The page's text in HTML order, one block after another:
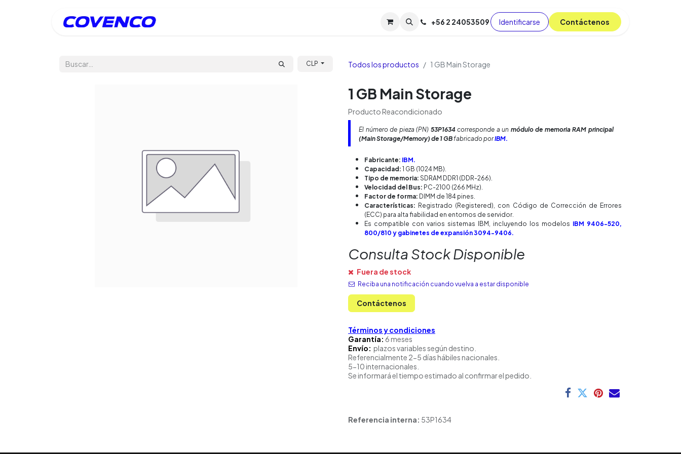
Soporte TPM (CL) Tienda Cursos Blog
+56 2 24053509 Identificarse C​​​​ont​​​​áct​​​​​​en​​​​​​os
CLP Todos los productos 1 GB Main Storage
1 GB Main Storage
Producto Reacondicionado
El número de pieza (PN) 53P1634corresponde a un módulo de memoria RAM principal
(Main Storage/Memory) de 1 GBfabricado porIBM.
Fabricante: IBM.
Capacidad: 1 GB (1024 MB).
Tipo de memoria: SDRAM DDR1 (DDR-266).
Velocidad del Bus: PC-2100 (266 MHz).
Factor de forma: DIMM de 184 pines.
Características: Registrado (Registered), con Código de Corrección de Errores
(ECC) para alta fiabilidad en entornos de servidor.
Es compatible con varios sistemas IBM, incluyendo los modelos IBM 9406-520,
800/810 y gabinetes de expansión 3094-9406.
Consulta Stock Disponible
Fuera de stock
Reciba una notificación cuando vuelva a estar disponible
Contáctenos
Términos y condiciones
Garantía: 6 meses
Envío: plazos variables según destino.
Referencialmente 2-5 días hábiles nacionales.
5-10 internacionales.
Se informará el tiempo estimado al confirmar el pedido.
Referencia interna: 53P1634